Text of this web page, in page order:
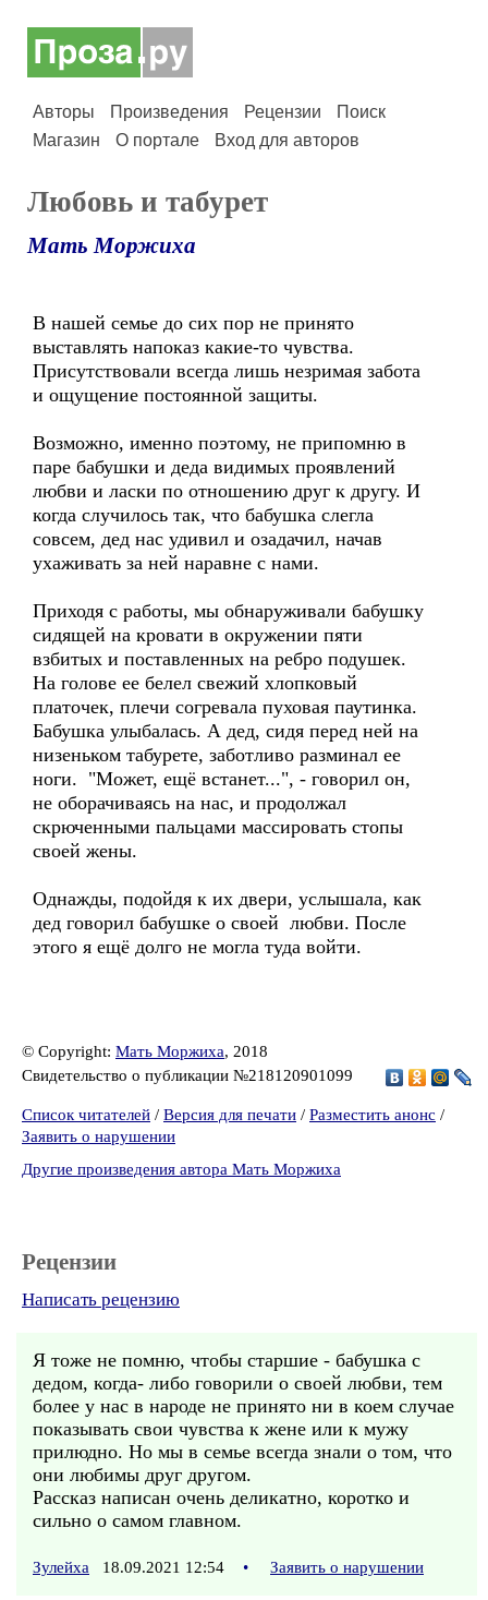
Авторы Произведения Рецензии
Поиск
Магазин
О портале Вход для авторов
Любовь и табурет
Мать Моржиха
В нашей семье до сих пор не принято
выставлять напоказ какие-то чувства.
Присутствовали всегда лишь незримая забота
и ощущение постоянной защиты.
Возможно, именно поэтому, не припомню в
паре бабушки и деда видимых проявлений
любви и ласки по отношению друг к другу. И
когда случилось так, что бабушка слегла
совсем, дед нас удивил и озадачил, начав
ухаживать за ней наравне с нами.
Приходя с работы, мы обнаруживали бабушку
сидящей на кровати в окружении пяти
взбитых и поставленных на ребро подушек.
На голове ее белел свежий хлопковый
платочек, плечи согревала пуховая паутинка.
Бабушка улыбалась. А дед, сидя перед ней на
низеньком табурете, заботливо разминал ее
ноги. "Может, ещё встанет...", - говорил он,
не оборачиваясь на нас, и продолжал
скрюченными пальцами массировать стопы
своей жены.
Однажды, подойдя к их двери, услышала, как
дед говорил бабушке о своей любви. После
этого я ещё долго не могла туда войти.
© Copyright: Мать Моржиха, 2018
Свидетельство о публикации №218120901099
Список читателей / Версия для печати / Разместить анонс /
Заявить о нарушении
Другие произведения автора Мать Моржиха
Рецензии
Написать рецензию
Я тоже не помню, чтобы старшие - бабушка с
дедом, когда- либо говорили о своей любви, тем
более у нас в народе не принято ни в коем случае
показывать свои чувства к жене или к мужу
прилюдно. Но мы в семье всегда знали о том, что
они любимы друг другом.
Рассказ написан очень деликатно, коротко и
сильно о самом главном.
Зулейха 18.09.2021 12:54 • Заявить о нарушении